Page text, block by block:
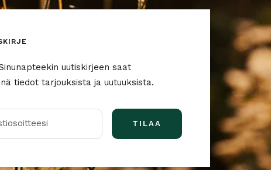
uutiskirjeen saat
tiedot tarjouksista ja uutuuksista.
TILAA